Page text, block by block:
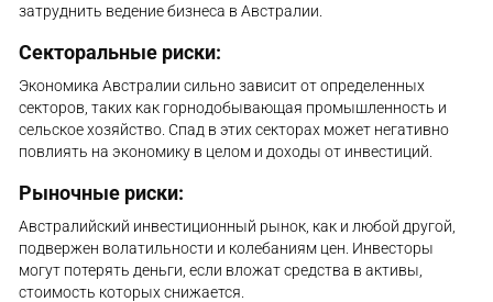
затруднить ведение бизнеса в Австралии.
Секторальные риски:
Экономика Австралии сильно зависит от определенных
секторов, таких как горнодобывающая промышленность и
сельское хозяйство. Спад в этих секторах может негативно
повлиять на экономику в целом и доходы от инвестиций.
Рыночные риски:
Австралийский инвестиционный рынок, как и любой другой,
подвержен волатильности и колебаниям цен. Инвесторы
могут потерять деньги, если вложат средства в активы,
стоимость которых снижается.